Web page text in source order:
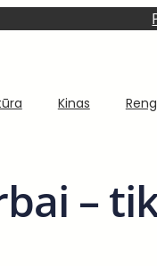
Kinas
–